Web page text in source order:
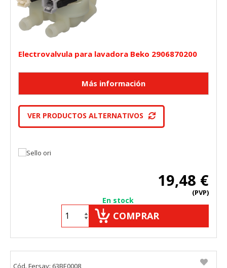
Electrovalvula para lavadora Beko 2906870200
VER PRODUCTOS ALTERNATIVOS
19,48 €
(PVP)
En stock
COMPRAR
Cód. Fersay: 63BE0008